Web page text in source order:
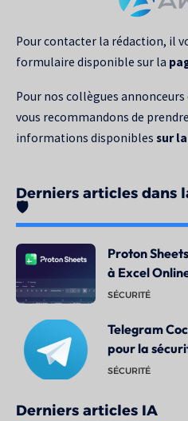
Pour contacter la rédaction, il
formulaire disponible sur la
Pour nos collègues
vous recommandons de
informations disponibles sur
Derniers articles dans
🛡️
Proton
à Excel
SÉCURITÉ
Telegram
pour la
SÉCURITÉ
Derniers articles IA